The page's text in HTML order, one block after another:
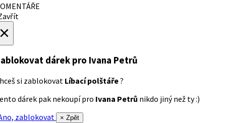
dárek pro Ivana Petrů
si zablokovat Líbací polštáře?
dárek pak nekoupí pro Ivana Petrů nikdo jiný než ty :)
zablokovat
× Zpět